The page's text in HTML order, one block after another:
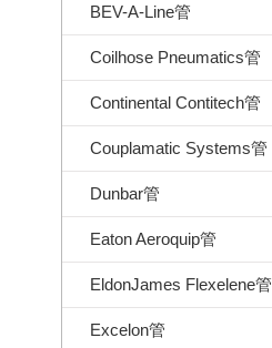
BEV-A-Line管
Coilhose Pneumatics管
Continental Contitech管
Couplamatic Systems管
Dunbar管
Eaton Aeroquip管
EldonJames Flexelene管
Excelon管